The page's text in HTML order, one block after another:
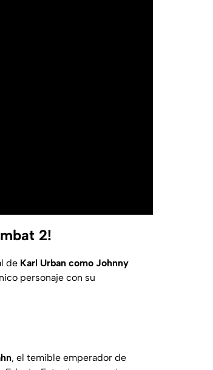
2!
de Karl Urban como Johnny
personaje con su
, el temible emperador de